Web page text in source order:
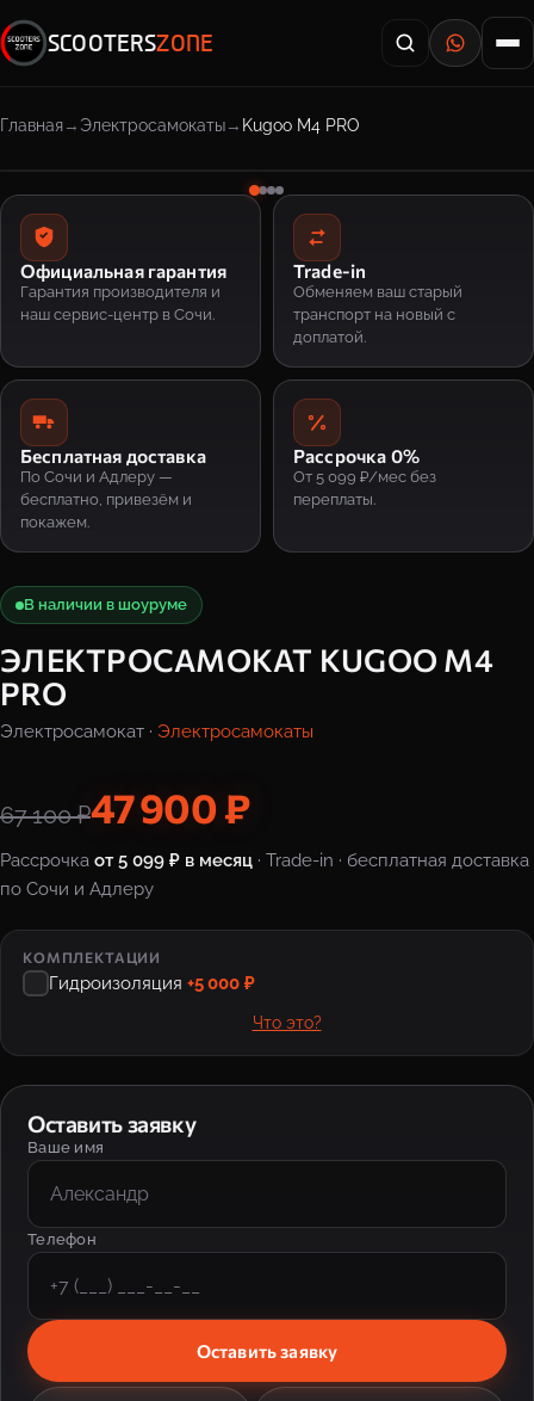
SCOOTERSZONE
Главная Электросамокаты Kugoo M4 PRO
Официальная гарантия
Гарантия производителя и
наш сервис-центр в Сочи.
Trade-in
Обменяем ваш старый
транспорт на новый с
доплатой.
Бесплатная доставка
По Сочи и Адлеру —
бесплатно, привезём и
покажем.
Рассрочка 0%
От 5 099 ₽/мес без
переплаты.
В наличии в шоуруме
ЭЛЕКТРОСАМОКАТ KUGOO M4
PRO
Электросамокат · Электросамокаты
67 100 ₽47 900 ₽
Рассрочка от 5 099 ₽ в месяц · Trade-in · бесплатная доставка
по Сочи и Адлеру
КОМПЛЕКТАЦИИ
Гидроизоляция +5 000 ₽
Что это?
Оставить заявку
Ваше имя
Телефон
Оставить заявку